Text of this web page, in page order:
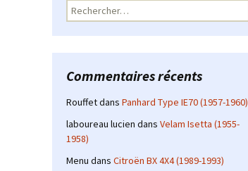
Rechercher :
Commentaires récents
Rouffetdans Panhard Type IE70 (1957-1960)
laboureau lucien dans Velam Isetta (1955-
1958)
Menu dans Citroën BX 4X4 (1989-1993)